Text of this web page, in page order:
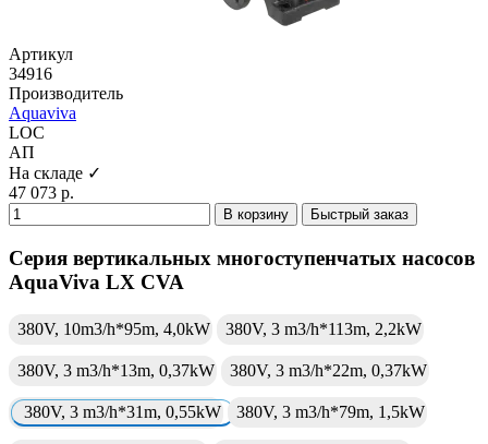
Артикул
34916
Производитель
Aquaviva
LOC
АП
На складе ✓
47 073 р.
В корзину Быстрый заказ
Серия вертикальных многоступенчатых насосов
AquaViva LX CVA
380V, 10m3/h*95m, 4,0kW 380V, 3 m3/h*113m, 2,2kW
380V, 3 m3/h*13m, 0,37kW 380V, 3 m3/h*22m, 0,37kW
380V, 3 m3/h*31m, 0,55kW 380V, 3 m3/h*79m, 1,5kW